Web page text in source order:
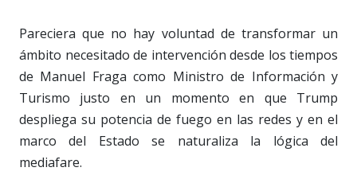
Pareciera que no hay voluntad de transformar un
ámbito necesitado de intervención desde los tiempos
de Manuel Fraga como Ministro de Información y
Turismo justo en un momento en que Trump
despliega su potencia de fuego en las redes y en el
marco del Estado se naturaliza la lógica del
mediafare.